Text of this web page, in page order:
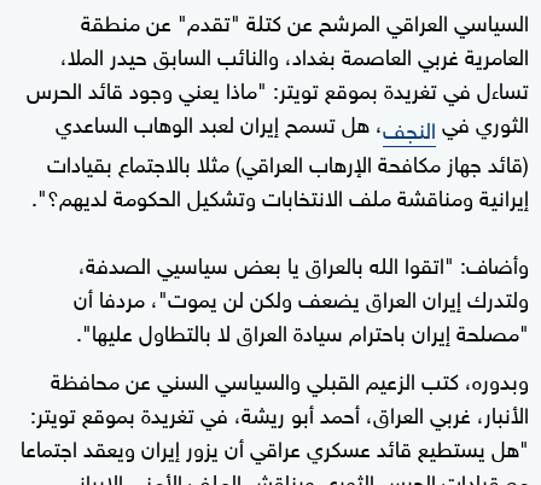
السياسي العراقي المرشح عن كتلة "تقدم" عن منطقة
العامرية غربي العاصمة بغداد، والنائب السابق حيدر الملا،
تساءل في تغريدة بموقع تويتر: "ماذا يعني وجود قائد الحرس
الثوري فيالنجف، هل تسمح إيران لعبد الوهاب الساعدي
(قائد جهاز مكافحة الإرهاب العراقي) مثلا بالاجتماع بقيادات
إيرانية ومناقشة ملف الانتخابات وتشكيل الحكومة لديهم؟".
وأضاف: "اتقوا الله بالعراق يا بعض سياسيي الصدفة،
ولتدرك إيران العراق يضعف ولكن لن يموت"، مردفا أن
"مصلحة إيران باحترام سيادة العراق لا بالتطاول عليها".
وبدوره، كتب الزعيم القبلي والسياسي السني عن محافظة
الأنبار، غربي العراق، أحمد أبو ريشة، في تغريدة بموقع تويتر:
"هل يستطيع قائد عسكري عراقي أن يزور إيران ويعقد اجتماعا